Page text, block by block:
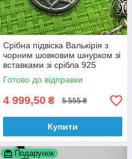
Срібна підвіска Валькірія з
чорним шовковим шнурком зі
вставками зі срібла 925
проби
Готово до відправки
4 999,50 ₴ 5 555 ₴
Купити
Подарунок